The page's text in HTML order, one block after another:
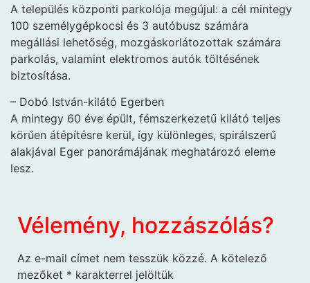
A település központi parkolója megújul: a cél mintegy
100 személygépkocsi és 3 autóbusz számára
megállási lehetőség, mozgáskorlátozottak számára
parkolás, valamint elektromos autók töltésének
biztosítása.
– Dobó István-kilátó Egerben
A mintegy 60 éve épült, fémszerkezetű kilátó teljes
körűen átépítésre kerül, így különleges, spirálszerű
alakjával Eger panorámájának meghatározó eleme
lesz.
Vélemény, hozzászólás?
Az e-mail címet nem tesszük közzé. A kötelező
mezőket * karakterrel jelöltük